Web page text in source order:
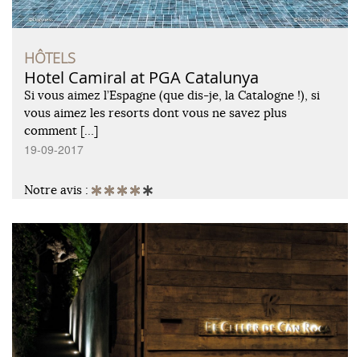
HÔTELS
Hotel Camiral at PGA Catalunya
Si vous aimez l’Espagne (que dis-je, la Catalogne !), si
vous aimez les resorts dont vous ne savez plus
comment […]
19-09-2017
Notre avis :